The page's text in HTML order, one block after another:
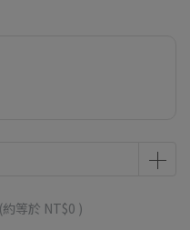
約等於 NT$0 )